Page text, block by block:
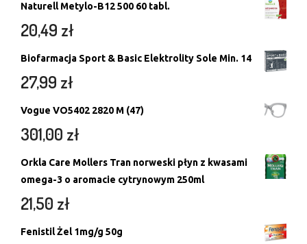
Naturell Metylo-B12 500 60 tabl.
20,49 zł
Biofarmacja Sport & Basic Elektrolity Sole Min. 14
27,99 zł
Vogue VO5402 2820 M (47)
301,00 zł
Orkla Care Mollers Tran norweski płyn z kwasami
omega-3 o aromacie cytrynowym 250ml
21,50 zł
Fenistil Żel 1mg/g 50g